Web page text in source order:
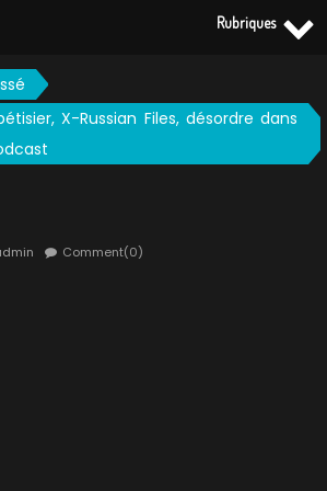
X-Russian Files, désordre dans
Comment(0)
Rubriques